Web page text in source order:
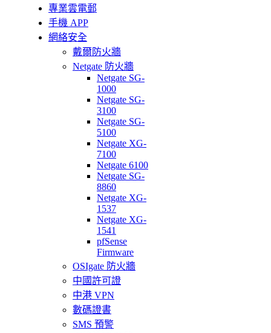
專業雲電郵
手機 APP
網絡安全
戴爾防火牆
Netgate 防火牆
Netgate SG-
1000
Netgate SG-
3100
Netgate SG-
5100
Netgate XG-
7100
Netgate 6100
Netgate SG-
8860
Netgate XG-
1537
Netgate XG-
1541
pfSense
Firmware
OSIgate 防火牆
中國許可證
中港 VPN
數碼證書
SMS 預警